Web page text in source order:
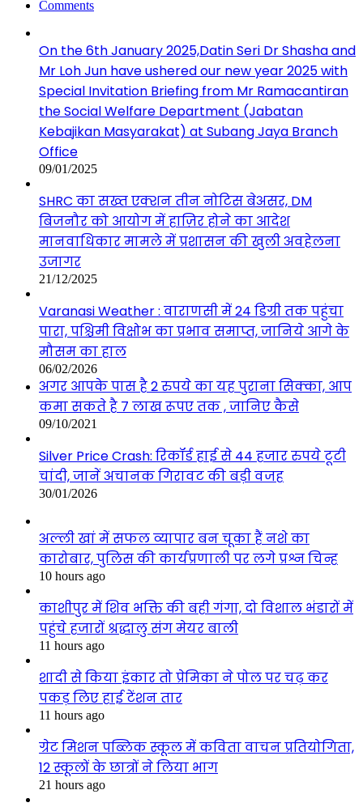
Comments
On the 6th January 2025,Datin Seri Dr Shasha and
Mr Loh Jun have ushered our new year 2025 with
Special Invitation Briefing from Mr Ramacantiran
the Social Welfare Department (Jabatan
Kebajikan Masyarakat) at Subang Jaya Branch
Office
09/01/2025
SHRC का सख्त एक्शन तीन नोटिस बेअसर, DM
बिजनौर को आयोग में हाज़िर होने का आदेश
मानवाधिकार मामले में प्रशासन की खुली अवहेलना
उजागर
21/12/2025
Varanasi Weather : वाराणसी में 24 डिग्री तक पहुंचा
पारा, पश्चिमी विक्षोभ का प्रभाव समाप्त, जानिये आगे के
मौसम का हाल
06/02/2026
अगर आपके पास है 2 रुपये का यह पुराना सिक्का, आप
कमा सकते है 7 लाख रूपए तक , जानिए कैसे
09/10/2021
Silver Price Crash: रिकॉर्ड हाई से 44 हजार रुपये टूटी
चांदी, जानें अचानक गिरावट की बड़ी वजह
30/01/2026
अल्ली खां में सफल व्यापार बन चूका हैं नशे का
कारोबार, पुलिस की कार्यप्रणाली पर लगे प्रश्न चिन्ह
10 hours ago
काशीपुर में शिव भक्ति की बही गंगा, दो विशाल भंडारों में
पहुंचे हजारों श्रद्धालु संग मेयर बाली
11 hours ago
शादी से किया इंकार तो प्रेमिका ने पोल पर चढ़ कर
पकड़ लिए हाई टेंशन तार
11 hours ago
ग्रेट मिशन पब्लिक स्कूल में कविता वाचन प्रतियोगिता,
12 स्कूलों के छात्रों ने लिया भाग
21 hours ago